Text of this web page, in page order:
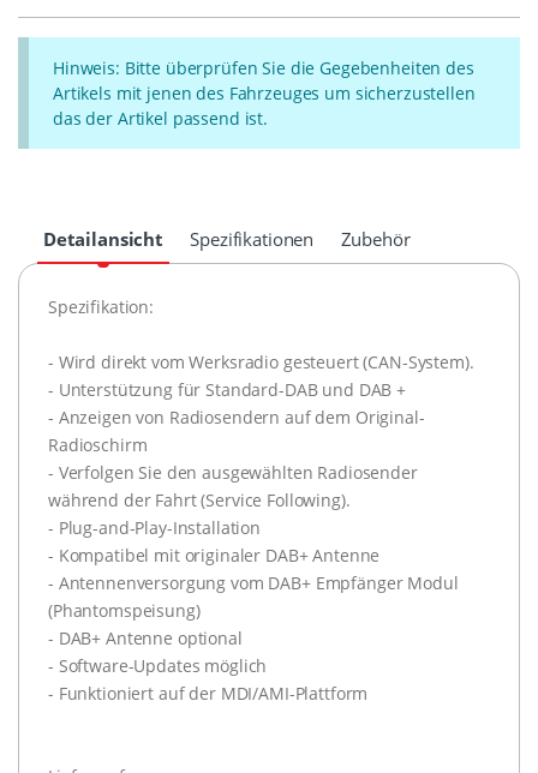
Hinweis: Bitte überprüfen Sie die Gegebenheiten des
Artikels mit jenen des Fahrzeuges um sicherzustellen
das der Artikel passend ist.
Detailansicht Spezifikationen Zubehör
Spezifikation:
- Wird direkt vom Werksradio gesteuert (CAN-System).
- Unterstützung für Standard-DAB und DAB +
- Anzeigen von Radiosendern auf dem Original-
Radioschirm
- Verfolgen Sie den ausgewählten Radiosender
während der Fahrt (Service Following).
- Plug-and-Play-Installation
- Kompatibel mit originaler DAB+ Antenne
- Antennenversorgung vom DAB+ Empfänger Modul
(Phantomspeisung)
- DAB+ Antenne optional
- Software-Updates möglich
- Funktioniert auf der MDI/AMI-Plattform